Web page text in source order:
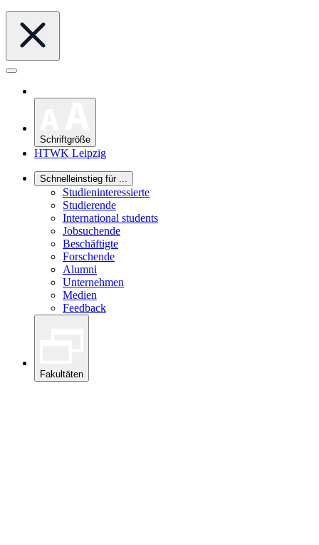
Schriftgröße
HTWK Leipzig
Schnelleinstieg für ...
Studieninteressierte
Studierende
International students
Jobsuchende
Beschäftigte
Forschende
Alumni
Unternehmen
Medien
Feedback
Fakultäten